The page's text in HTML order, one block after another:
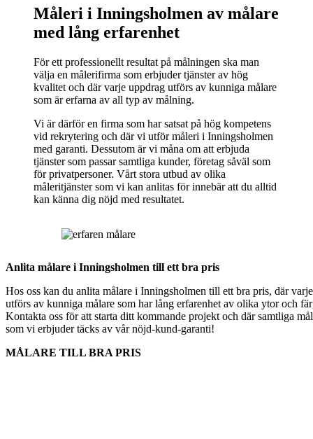
Måleri i Inningsholmen av målare
med lång erfarenhet
För ett professionellt resultat på målningen ska man
välja en målerifirma som erbjuder tjänster av hög
kvalitet och där varje uppdrag utförs av kunniga målare
som är erfarna av all typ av målning.
Vi är därför en firma som har satsat på hög kompetens
vid rekrytering och där vi utför måleri i Inningsholmen
med garanti. Dessutom är vi måna om att erbjuda
tjänster som passar samtliga kunder, företag såväl som
för privatpersoner. Vårt stora utbud av olika
måleritjänster som vi kan anlitas för innebär att du alltid
kan känna dig nöjd med resultatet.
Anlita målare i Inningsholmen till ett bra pris
Hos oss kan du anlita målare i Inningsholmen till ett bra pris, där
utförs av kunniga målare som har lång erfarenhet av olika ytor och
Kontakta oss för att starta ditt kommande projekt och där samtliga
som vi erbjuder täcks av vår nöjd-kund-garanti!
MÅLARE TILL BRA PRIS